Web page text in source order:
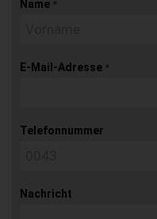
Name *
E-Mail-Adresse *
Telefonnummer
Nachricht